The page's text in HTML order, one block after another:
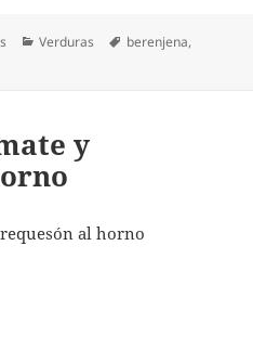
Categorías
Verduras Etiquetas
berenjena,
Torre de berenjenas
y